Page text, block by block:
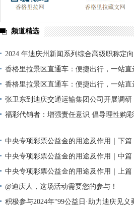
频道精选
2024 年迪庆州新闻系列综合高级职称定
单公示
香格里拉景区直通车：便捷出行，一站直
香格里拉景区直通车：便捷出行，一站直
张卫东到迪庆交通运输集团公司开展调研
福彩代销者：增强责任意识 倡导理性购彩
中央专项彩票公益金的用途及作用｜下篇
中央专项彩票公益金的用途及作用｜中篇
中央专项彩票公益金的用途及作用｜上篇
@迪庆人，这场活动需要您的参与！
积极参与2024年“99公益日·助力迪庆见义